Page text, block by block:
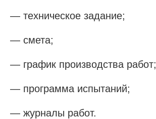
— техническое задание;
— смета;
— график производства работ;
— программа испытаний;
— журналы работ.
9:00 - 18:00 Пн-Пт